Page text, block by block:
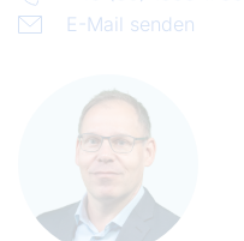
E-Mail senden